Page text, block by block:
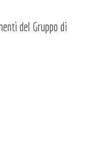
del Gruppo di